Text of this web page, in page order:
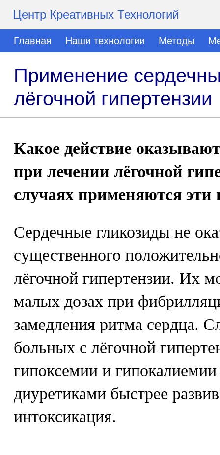
Центр Креативных Технологий
Главная Наши технологии Методы
Применение
лёгочной гипертензии
Какое действие
при лечении лёгочной
случаях применяются эти
Сердечные гликозиды не
существенного
лёгочной гипертензии. Их
малых дозах при
замедления ритма сердца.
больных с лёгочной
гипоксемии и
диуретиками быстрее
интоксикация.